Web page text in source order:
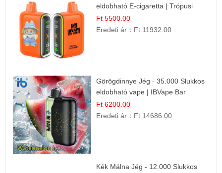
eldobható E-cigaretta | Trópusi
Ízélmény
Ft 5500.00
Eredeti ár： Ft 11932.00
Görögdinnye Jég - 35.000 Slukkos
eldobható vape | IBVape Bar
Frissítő Nyári Íz
Ft 6200.00
Eredeti ár： Ft 14686.00
Kék Málna Jég - 12.000 Slukkos